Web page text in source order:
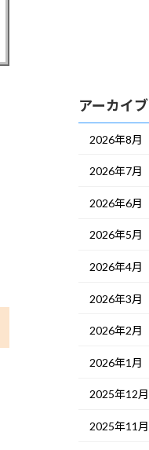
アーカイブ
2026年8月
2026年7月
2026年6月
2026年5月
2026年4月
2026年3月
2026年2月
2026年1月
2025年12月
2025年11月